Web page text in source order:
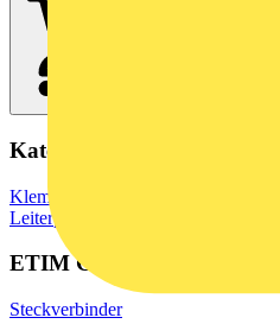
Kategorien
Klemmen, Steckverbinder &
Leiterplattensteckverbinder
ETIM Group
Steckverbinder